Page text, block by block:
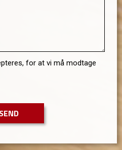
for at vi må modtage